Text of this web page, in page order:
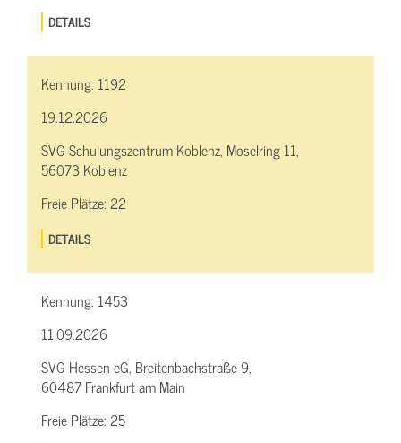
DETAILS
Kennung: 1192
19.12.2026
SVG Schulungszentrum Koblenz, Moselring 11,
56073 Koblenz
Freie Plätze:22
DETAILS
Kennung: 1453
11.09.2026
SVG Hessen eG, Breitenbachstraße 9,
60487 Frankfurt am Main
Freie Plätze:25